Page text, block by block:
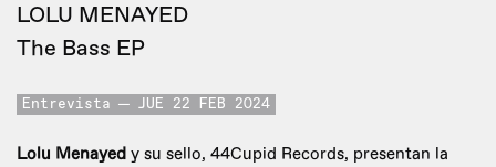
LOLU MENAYED
The Bass EP
Entrevista JUE 22 FEB 2024
Lolu Menayed y su sello, 44Cupid Records, presentan la